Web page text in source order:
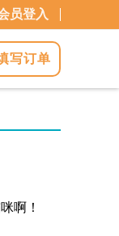
员登入
写订单
啊！